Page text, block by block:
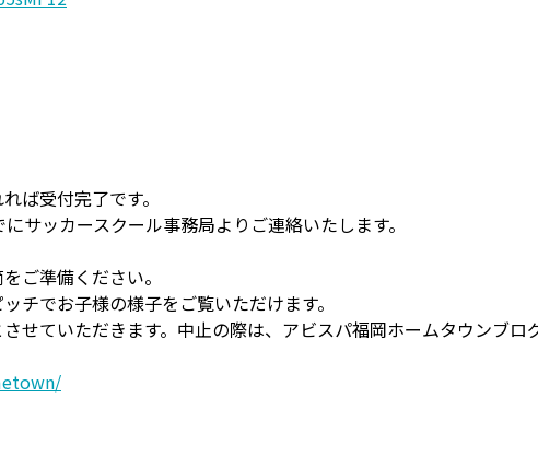
ば受付完了です。
サッカースクール事務局よりご連絡いたします。
ご準備ください。
チでお子様の様子をご覧いただけます。
せていただきます。中止の際は、アビスパ福岡ホームタウンブ